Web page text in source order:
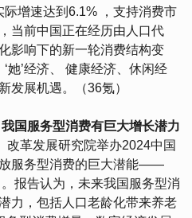
增速达到6.1% ，支持消费市
当前中国正在经历由人口代
影响下的新一轮消费结构变
她’经济、 健康经济、休闲经
发展机遇。（36氪）
国服务型消费有巨大增长潜力
改革发展研究院举办2024中国
服务型消费的巨大潜能——
报告认为，未来我国服务型消
力，包括人口老龄化带来养老